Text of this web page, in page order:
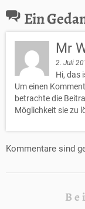
Ein
Mr
2. Juli
Hi, das
Um einen
betrachte die
Möglichkeit sie zu
Kommentare sind